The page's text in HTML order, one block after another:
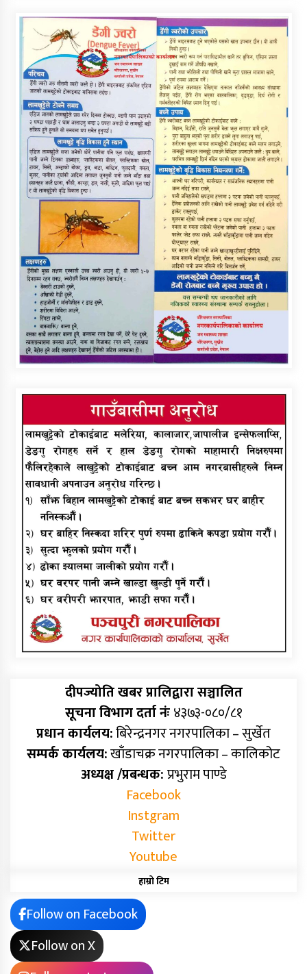
दीपज्योति खबर प्रालिद्वारा सञ्चालित
सूचना विभाग दर्ता नंः४३७३-०८०/८१
प्रधान कार्यलय:बिरेन्द्रनगर नगरपालिका – सुर्खेत
सम्पर्क कार्यलय:खाँडाचक्र नगरपालिका – कालिकोट
अध्यक्ष /प्रबन्धक:प्रभुराम पाण्डे
Facebook
Instgram
Twitter
Youtube
हाम्रो टिम
Follow on Facebook
Follow on X